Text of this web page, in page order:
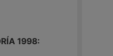
1998: